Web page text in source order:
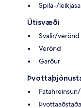
Spila-/
Útisvæði
Svalir/
Verönd
Garður
Þvottaaðstaða